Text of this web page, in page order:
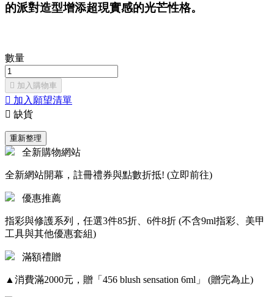
的派對造型增添超現實感的光芒性格。
數量
 加入購物車
 加入願望清單
 缺貨
全新購物網站
全新網站開幕，註冊禮券與點數折抵! (立即前往)
優惠推薦
指彩與修護系列，任選3件85折、6件8折 (不含9ml指彩、美甲
工具與其他優惠套組)
滿額禮贈
▲消費滿2000元，贈「456 blush sensation 6ml」 (贈完為止)